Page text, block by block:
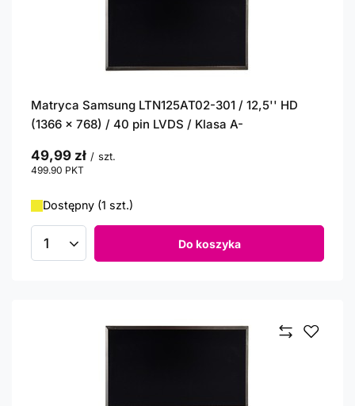
Matryca Samsung LTN125AT02-301 / 12,5'' HD
(1366 x 768) / 40 pin LVDS / Klasa A-
49,99 zł / szt.
499.90 PKT
Dostępny (1 szt.)
Ilość produktów Do koszyka